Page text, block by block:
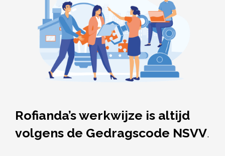
Rofianda’s werkwijze is altijd
volgens de Gedragscode NSVV.